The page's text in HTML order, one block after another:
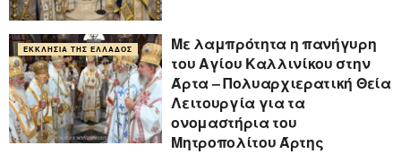
ΕΚΚΛΗΣΊΑ ΤΗΣ ΕΛΛΆΔΟΣ
Με λαμπρότητα η πανήγυρη
του Αγίου Καλλινίκου στην
Άρτα – Πολυαρχιερατική Θεία
Λειτουργία για τα
ονομαστήρια του
Μητροπολίτου Άρτης